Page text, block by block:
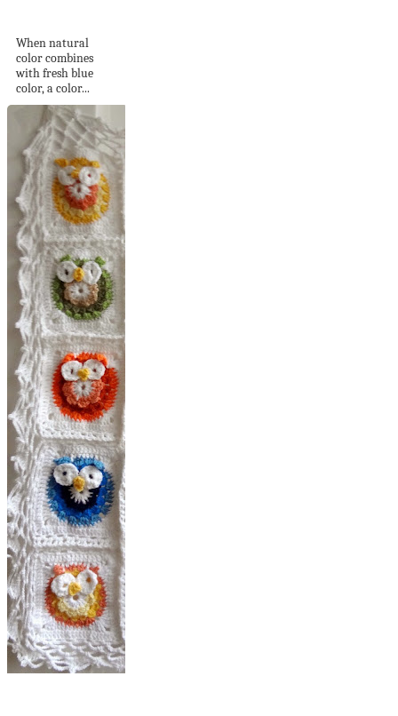
When natural
color combines
with fresh blue
color, a color...